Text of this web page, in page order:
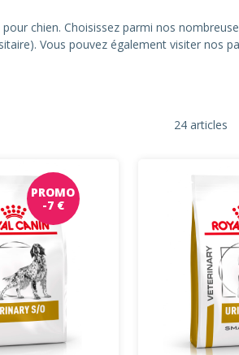
chien. Choisissez parmi nos
Vous pouvez également visiter nos
24 articles
PROMO
-7 €